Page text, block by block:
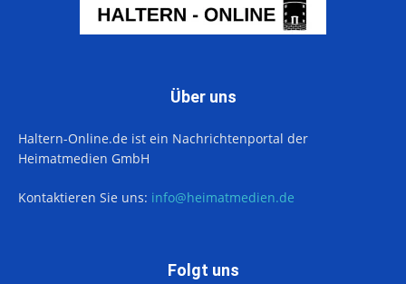
Über uns
Haltern-Online.de ist ein Nachrichtenportal der
Heimatmedien GmbH
Kontaktieren Sie uns: info@heimatmedien.de
Folgt uns